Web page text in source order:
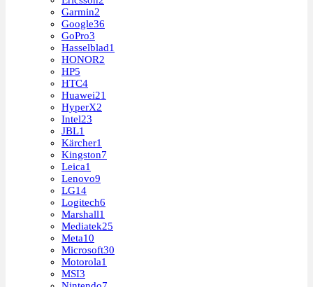
Garmin2
Google36
GoPro3
Hasselblad1
HONOR2
HP5
HTC4
Huawei21
HyperX2
Intel23
JBL1
Kärcher1
Kingston7
Leica1
Lenovo9
LG14
Logitech6
Marshall1
Mediatek25
Meta10
Microsoft30
Motorola1
MSI3